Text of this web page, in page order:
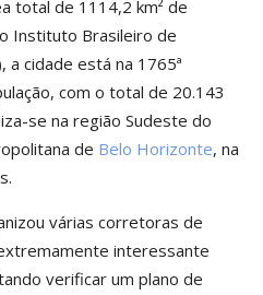
total de 1114,2 km² de
Instituto Brasileiro de
a cidade está na 1765ª
com o total de 20.143
se na região Sudeste do
de Belo Horizonte, na
várias corretoras de
interessante
verificar um plano de